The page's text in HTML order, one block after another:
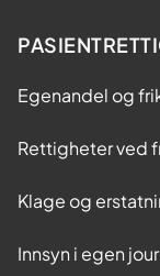
Egenandel og
Rettigheter ved
Klage og
Innsyn i egen